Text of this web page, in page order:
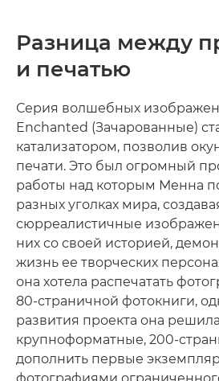
Разница между
и печатью
Серия волшебных
Enchanted (Зачарованные)
катализатором, позволив
печати. Это был огромный
работы над которым Менна
разных уголках мира,
сюрреалистичные
них со своей историей,
жизнь ее творческих
она хотела распечатать
80-страничной фотокниги,
развития проекта она
крупноформатные, 200-
дополнить первые
фотографиями